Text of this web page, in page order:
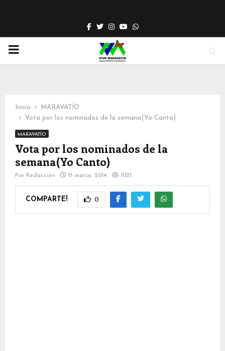
Facebook
TwitterInstagram
YoutubeWhatsapp
PRIMARY
Inicio
MARAVATÍO
Vota por los nominados de la semana(Yo Canto)
MARAVATÍO
Vota por los nominados de la
semana(Yo Canto)
Por Redacción 15 marzo, 2014 1021
COMPARTE! 0